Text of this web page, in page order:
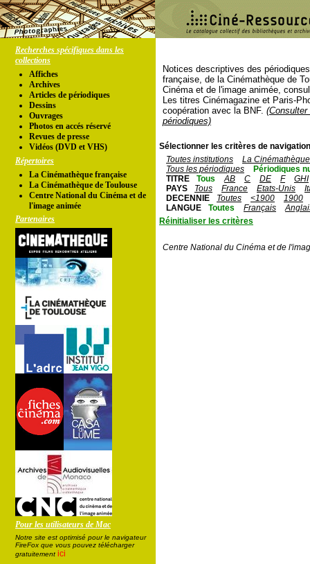
Recherches spécifiques dans les
collections
Affiches
Archives
Articles de périodiques
Dessins
Ouvrages
Photos en accés réservé
Revues de presse
Vidéos (DVD et VHS)
Répertoires
La Cinémathèque française
La Cinémathèque de Toulouse
Centre National du Cinéma et de
l'image animée
Partenaires
Pour les utilisateurs de Mac
Notre site est optimisé pour le navigateur
FireFox que vous pouvez télécharger
gratuitement ici
Notices descriptives des
française, de la Cinémathèque de
Cinéma et de l'image animée,
Les titres Cinémagazine et Paris-
coopération avec la BNF.
périodiques)
Sélectionner les critères de
Toutes institutions
La
Tous les périodiques
Périodiques
TITRE
Tous AB C DE F
GHI
PAYS
Tous France Etats-Unis
DECENNIE
Toutes <1900
1900
LANGUE
Toutes Français
Réinitialiser les critères
Centre National du Cinéma et de